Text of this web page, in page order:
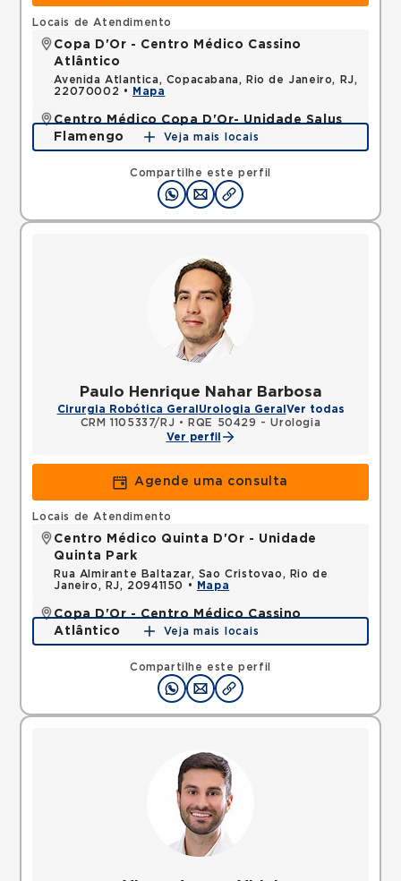
Compartilhe este perfil
Locais de Atendimento
Copa D'Or - Centro Médico Cassino
Atlântico
Avenida Atlantica, Copacabana, Rio de Janeiro, RJ,
22070002 •
Mapa
Centro Médico Copa D'Or- Unidade Salus
Flamengo
Rua Dois de Dezembro, Flamengo, Rio de Janeiro,
RJ, 22220040 •
Mapa
Veja mais locais
Paulo Henrique Nahar Barbosa
Cirurgia Robótica Geral Urologia Geral Ver todas
CRM 1105337/RJ •
RQE 50429 - Urologia
Ver perfil
Agende uma consulta
Compartilhe este perfil
Locais de Atendimento
Centro Médico Quinta D'Or - Unidade
Quinta Park
Rua Almirante Baltazar, Sao Cristovao, Rio de
Janeiro, RJ, 20941150 •
Mapa
Copa D'Or - Centro Médico Cassino
Atlântico
Avenida Atlantica, Copacabana, Rio de Janeiro, RJ,
22070002 •Mapa
Veja mais locais